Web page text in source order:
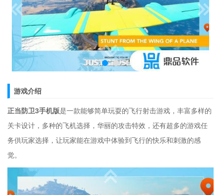
游戏介绍
正当防卫3手机版是一款能够简单玩耍的飞行射击游戏，丰富多样的
关卡设计，多种的飞机选择，华丽的攻击特效，还有超多的游戏任
务供玩家选择，让玩家能在游戏中体验到飞行的快乐和刺激的感
觉。